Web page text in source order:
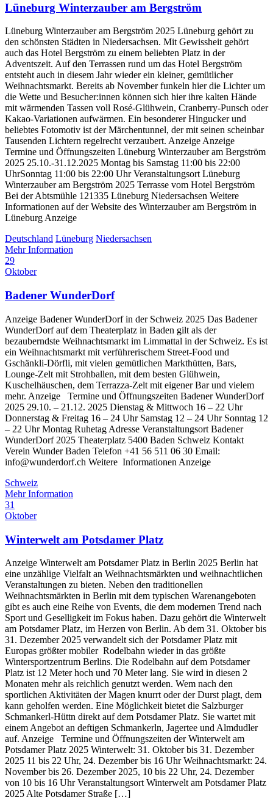
Lüneburg Winterzauber am Bergström
Lüneburg Winterzauber am Bergström 2025 Lüneburg gehört zu
den schönsten Städten in Niedersachsen. Mit Gewissheit gehört
auch das Hotel Bergström zu einem beliebten Platz in der
Adventszeit. Auf den Terrassen rund um das Hotel Bergström
entsteht auch in diesem Jahr wieder ein kleiner, gemütlicher
Weihnachtsmarkt. Bereits ab November funkeln hier die Lichter um
die Wette und Besucher:innen können sich hier ihre kalten Hände
mit wärmenden Tassen voll Rosé-Glühwein, Cranberry-Punsch oder
Kakao-Variationen aufwärmen. Ein besonderer Hingucker und
beliebtes Fotomotiv ist der Märchentunnel, der mit seinen scheinbar
Tausenden Lichtern regelrecht verzaubert. Anzeige Anzeige
Termine und Öffnungszeiten Lüneburg Winterzauber am Bergström
2025 25.10.-31.12.2025 Montag bis Samstag 11:00 bis 22:00
UhrSonntag 11:00 bis 22:00 Uhr Veranstaltungsort Lüneburg
Winterzauber am Bergström 2025 Terrasse vom Hotel Bergström
Bei der Abtsmühle 121335 Lüneburg Niedersachsen Weitere
Informationen auf der Website des Winterzauber am Bergström in
Lüneburg Anzeige
Deutschland Lüneburg Niedersachsen
Mehr Information
29
Oktober
Badener WunderDorf
Anzeige Badener WunderDorf in der Schweiz 2025 Das Badener
WunderDorf auf dem Theaterplatz in Baden gilt als der
bezauberndste Weihnachtsmarkt im Limmattal in der Schweiz. Es ist
ein Weihnachtsmarkt mit verführerischem Street-Food und
Gschänkli-Dörfli, mit vielen gemütlichen Markthütten, Bars,
Lounge-Zelt mit Strohballen, mit dem besten Glühwein,
Kuschelhäuschen, dem Terrazza-Zelt mit eigener Bar und vielem
mehr. Anzeige Termine und Öffnungszeiten Badener WunderDorf
2025 29.10. – 21.12. 2025 Dienstag & Mittwoch 16 – 22 Uhr
Donnerstag & Freitag 16 – 24 Uhr Samstag 12 – 24 Uhr Sonntag 12
– 22 Uhr Montag Ruhetag Adresse Veranstaltungsort Badener
WunderDorf 2025 Theaterplatz 5400 Baden Schweiz Kontakt
Verein Wunder Baden Telefon +41 56 511 06 30 Email:
info@wunderdorf.ch Weitere Informationen Anzeige
Schweiz
Mehr Information
31
Oktober
Winterwelt am Potsdamer Platz
Anzeige Winterwelt am Potsdamer Platz in Berlin 2025 Berlin hat
eine unzählige Vielfalt an Weihnachtsmärkten und weihnachtlichen
Veranstaltungen zu bieten. Neben den traditionellen
Weihnachtsmärkten in Berlin mit dem typischen Warenangeboten
gibt es auch eine Reihe von Events, die dem modernen Trend nach
Sport und Geselligkeit im Fokus haben. Dazu gehört die Winterwelt
am Potsdamer Platz, im Herzen von Berlin. Ab dem 31. Oktober bis
31. Dezember 2025 verwandelt sich der Potsdamer Platz mit
Europas größter mobiler Rodelbahn wieder in das größte
Wintersportzentrum Berlins. Die Rodelbahn auf dem Potsdamer
Platz ist 12 Meter hoch und 70 Meter lang. Sie wird in diesen 2
Monaten mehr als reichlich genutzt werden. Wem nach den
sportlichen Aktivitäten der Magen knurrt oder der Durst plagt, dem
kann geholfen werden. Eine Möglichkeit bietet die Salzburger
Schmankerl-Hüttn direkt auf dem Potsdamer Platz. Sie wartet mit
einem Angebot an deftigen Schmankerln, Jagertee und Almdudler
auf. Anzeige Termine und Öffnungszeiten der Winterwelt am
Potsdamer Platz 2025 Winterwelt: 31. Oktober bis 31. Dezember
2025 11 bis 22 Uhr, 24. Dezember bis 16 Uhr Weihnachtsmarkt: 24.
November bis 26. Dezember 2025, 10 bis 22 Uhr, 24. Dezember
von 10 bis 16 Uhr Veranstaltungsort Winterwelt am Potsdamer Platz
2025 Alte Potsdamer Straße […]